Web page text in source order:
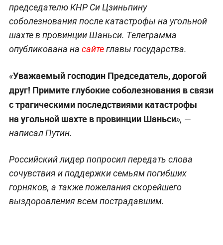
председателю КНР Си Цзиньпину
соболезнования после катастрофы на угольной
шахте в провинции Шаньси. Телеграмма
опубликована на сайтеглавы государства.
«Уважаемый господин Председатель, дорогой
друг! Примите глубокие соболезнования в связи
с трагическими последствиями катастрофы
на угольной шахте в провинции Шаньси», —
написал Путин.
Российский лидер попросил передать слова
сочувствия и поддержки семьям погибших
горняков, а также пожелания скорейшего
выздоровления всем пострадавшим.